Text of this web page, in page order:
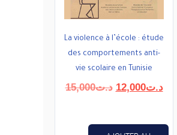
La violence à l’école : étude
des comportements anti-
vie scolaire en Tunisie
د.ت15,000
Le
était :
د.ت12,000
Le
est :